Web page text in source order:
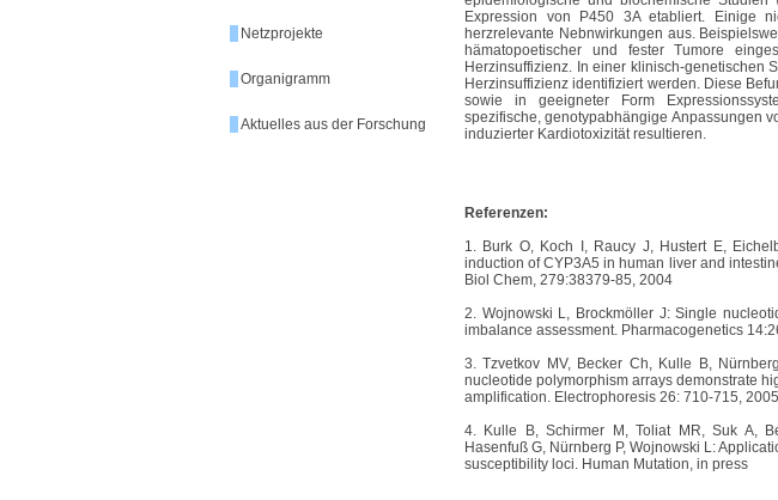
Netzprojekte
Organigramm
Aktuelles aus der Forschung
Expression von P450 3A etabliert. Einige
herzrelevante Nebnwirkungen aus.
hämatopoetischer und fester Tumore
Herzinsuffizienz. In einer klinisch-genetischen
Herzinsuffizienz identifiziert werden. Diese
sowie in geeigneter Form
spezifische, genotypabhängige Anpassungen
induzierter Kardiotoxizität resultieren.
Referenzen:
1. Burk O, Koch I, Raucy J, Hustert E,
induction of CYP3A5 in human liver and
Biol Chem, 279:38379-85, 2004
2. Wojnowski L, Brockmöller J: Single
imbalance assessment. Pharmacogenetics
3. Tzvetkov MV, Becker Ch, Kulle B,
nucleotide polymorphism arrays demonstrate
amplification. Electrophoresis 26: 710-715, 2005
4. Kulle B, Schirmer M, Toliat MR, Suk A,
Hasenfuß G, Nürnberg P, Wojnowski L:
susceptibility loci. Human Mutation, in press